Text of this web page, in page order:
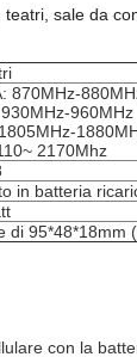
sale da
870MHz-
960MHz
2170Mhz
in batteria
di 95*48*18mm